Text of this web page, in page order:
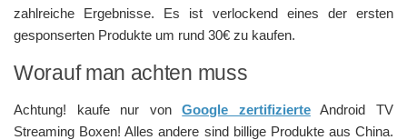
zahlreiche Ergebnisse. Es ist verlockend eines der ersten
gesponserten Produkte um rund 30€ zu kaufen.
Worauf man achten muss
Achtung! kaufe nur vonGoogle zertifizierteAndroid TV
Streaming Boxen! Alles andere sind billige Produkte aus China.